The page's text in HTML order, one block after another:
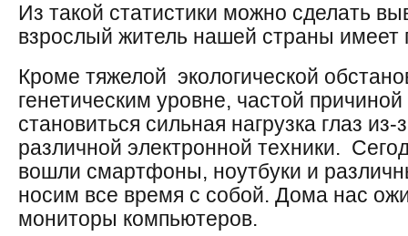
Из такой статистики можно сделать
взрослый житель нашей страны
Кроме тяжелой экологической
генетическим уровне, частой
становиться сильная нагрузка глаз
различной электронной техники.
вошли смартфоны, ноутбуки и
носим все время с собой. Дома нас
мониторы компьютеров.